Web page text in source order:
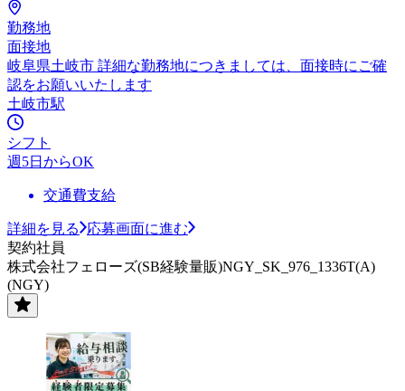
勤務地
面接地
岐阜県土岐市 詳細な勤務地につきましては、面接時にご確
認をお願いいたします
土岐市駅
シフト
週5日からOK
交通費支給
詳細を見る
応募画面に進む
契約社員
株式会社フェローズ(SB経験量販)NGY_SK_976_1336T(A)
(NGY)